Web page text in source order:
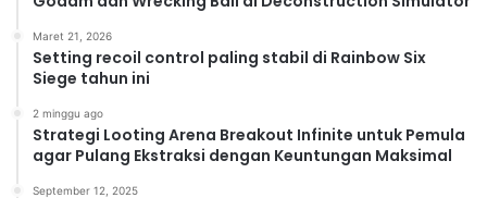
Maret 21, 2026
Setting recoil control paling stabil di Rainbow Six
Siege tahun ini
2 minggu ago
Strategi Looting Arena Breakout Infinite untuk Pemula
agar Pulang Ekstraksi dengan Keuntungan Maksimal
September 12, 2025